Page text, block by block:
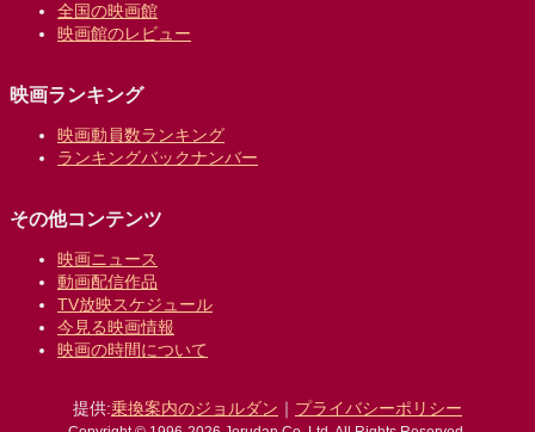
全国の映画館
映画館のレビュー
映画ランキング
映画動員数ランキング
ランキングバックナンバー
その他コンテンツ
映画ニュース
動画配信作品
TV放映スケジュール
今見る映画情報
映画の時間について
提供:乗換案内のジョルダン ｜ プライバシーポリシー